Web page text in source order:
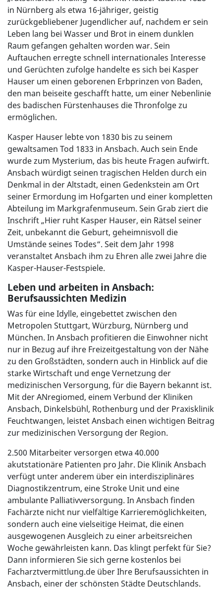
in Nürnberg als etwa 16-jähriger, geistig
zurückgebliebener Jugendlicher auf, nachdem er sein
Leben lang bei Wasser und Brot in einem dunklen
Raum gefangen gehalten worden war. Sein
Auftauchen erregte schnell internationales Interesse
und Gerüchten zufolge handelte es sich bei Kasper
Hauser um einen geborenen Erbprinzen von Baden,
den man beiseite geschafft hatte, um einer Nebenlinie
des badischen Fürstenhauses die Thronfolge zu
ermöglichen.
Kasper Hauser lebte von 1830 bis zu seinem
gewaltsamen Tod 1833 in Ansbach. Auch sein Ende
wurde zum Mysterium, das bis heute Fragen aufwirft.
Ansbach würdigt seinen tragischen Helden durch ein
Denkmal in der Altstadt, einen Gedenkstein am Ort
seiner Ermordung im Hofgarten und einer kompletten
Abteilung im Markgrafenmuseum. Sein Grab ziert die
Inschrift „Hier ruht Kasper Hauser, ein Rätsel seiner
Zeit, unbekannt die Geburt, geheimnisvoll die
Umstände seines Todes“. Seit dem Jahr 1998
veranstaltet Ansbach ihm zu Ehren alle zwei Jahre die
Kasper-Hauser-Festspiele.
Leben und arbeiten in Ansbach:
Berufsaussichten Medizin
Was für eine Idylle, eingebettet zwischen den
Metropolen Stuttgart, Würzburg, Nürnberg und
München. In Ansbach profitieren die Einwohner nicht
nur in Bezug auf ihre Freizeitgestaltung von der Nähe
zu den Großstädten, sondern auch in Hinblick auf die
starke Wirtschaft und enge Vernetzung der
medizinischen Versorgung, für die Bayern bekannt ist.
Mit der ANregiomed, einem Verbund der Kliniken
Ansbach, Dinkelsbühl, Rothenburg und der Praxisklinik
Feuchtwangen, leistet Ansbach einen wichtigen Beitrag
zur medizinischen Versorgung der Region.
2.500 Mitarbeiter versorgen etwa 40.000
akutstationäre Patienten pro Jahr. Die Klinik Ansbach
verfügt unter anderem über ein interdisziplinäres
Diagnostikzentrum, eine Stroke Unit und eine
ambulante Palliativversorgung. In Ansbach finden
Fachärzte nicht nur vielfältige Karrieremöglichkeiten,
sondern auch eine vielseitige Heimat, die einen
ausgewogenen Ausgleich zu einer arbeitsreichen
Woche gewährleisten kann. Das klingt perfekt für Sie?
Dann informieren Sie sich gerne kostenlos bei
Facharztvermittlung.de über Ihre Berufsaussichten in
Ansbach, einer der schönsten Städte Deutschlands.